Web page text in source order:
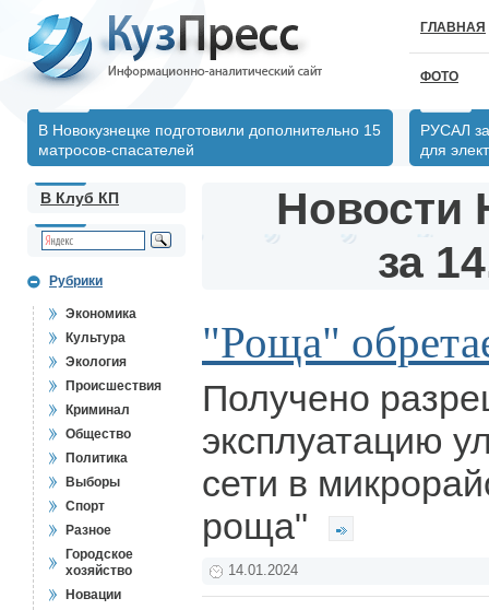
ГЛАВНАЯ
ФОТО
В Новокузнецке подготовили дополнительно 15
матросов-спасателей
РУСАЛ
для
В Клуб КП
Рубрики
Экономика
Культура
Экология
Происшествия
Криминал
Общество
Политика
Выборы
Спорт
Разное
Городское
хозяйство
Новации
Новости
за
"Роща"
Получено
эксплуатацию
сети в
роща"
14.01.2024